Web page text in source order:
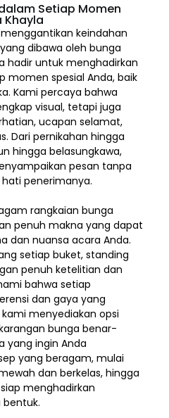
Setiap Momen
Khayla
keindahan
dibawa oleh bunga
hadir untuk menghadirkan
momen spesial Anda, baik
Kami percaya bahwa
visual, tetapi juga
ucapan selamat,
Dari pernikahan hingga
hingga belasungkawa,
pesan tanpa
penerimanya.
rangkaian bunga
penuh makna yang dapat
dan nuansa acara Anda.
setiap buket, standing
penuh ketelitian dan
bahwa setiap
dan gaya yang
menyediakan opsi
bunga benar-
yang ingin Anda
yang beragam, mulai
dan berkelas, hingga
menghadirkan